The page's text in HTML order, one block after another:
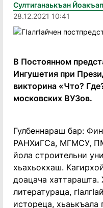
Султиганаькъан Йоакъап
28.12.2021 10:41
В Постоянном
Ингушетия при
викторина «Что?
московских ВУЗов.
Гулбеннараш бар:
РАНХиГСа, МГМСУ,
йола строительни
хьахьокхаш.
доацача хаттарашта.
литератураца,
истореца, хьаькъала